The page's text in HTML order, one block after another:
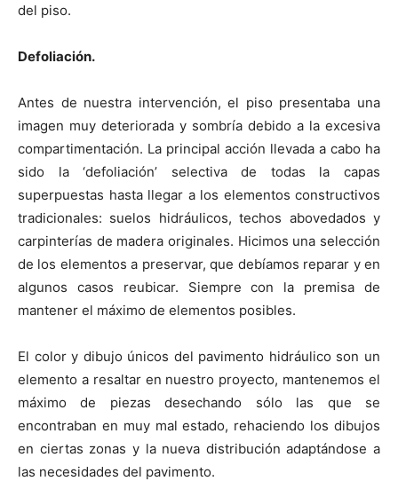
del piso.
Defoliación.
Antes de nuestra intervención, el piso presentaba una
imagen muy deteriorada y sombría debido a la excesiva
compartimentación. La principal acción llevada a cabo ha
sido la ‘defoliación’ selectiva de todas la capas
superpuestas hasta llegar a los elementos constructivos
tradicionales: suelos hidráulicos, techos abovedados y
carpinterías de madera originales. Hicimos una selección
de los elementos a preservar, que debíamos reparar y en
algunos casos reubicar. Siempre con la premisa de
mantener el máximo de elementos posibles.
El color y dibujo únicos del pavimento hidráulico son un
elemento a resaltar en nuestro proyecto, mantenemos el
máximo de piezas desechando sólo las que se
encontraban en muy mal estado, rehaciendo los dibujos
en ciertas zonas y la nueva distribución adaptándose a
las necesidades del pavimento.